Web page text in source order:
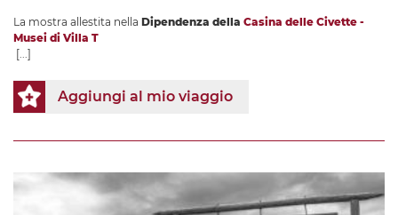
La mostra allestita nella Dipendenza della Casina delle Civette -
Musei di Villa T
[...]
Aggiungi al mio viaggio